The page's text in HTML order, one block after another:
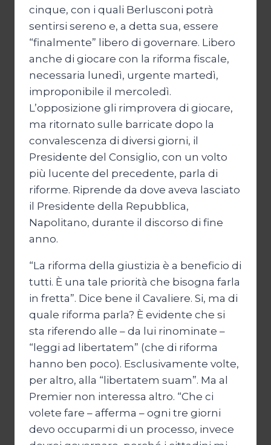
cinque, con i quali Berlusconi potrà
sentirsi sereno e, a detta sua, essere
“finalmente” libero di governare. Libero
anche di giocare con la riforma fiscale,
necessaria lunedì, urgente martedì,
improponibile il mercoledì.
L’opposizione gli rimprovera di giocare,
ma ritornato sulle barricate dopo la
convalescenza di diversi giorni, il
Presidente del Consiglio, con un volto
più lucente del precedente, parla di
riforme. Riprende da dove aveva lasciato
il Presidente della Repubblica,
Napolitano, durante il discorso di fine
anno.
“La riforma della giustizia è a beneficio di
tutti. È una tale priorità che bisogna farla
in fretta”. Dice bene il Cavaliere. Si, ma di
quale riforma parla? È evidente che si
sta riferendo alle – da lui rinominate –
“leggi ad libertatem” (che di riforma
hanno ben poco). Esclusivamente volte,
per altro, alla “libertatem suam”. Ma al
Premier non interessa altro. “Che ci
volete fare – afferma – ogni tre giorni
devo occuparmi di un processo, invece